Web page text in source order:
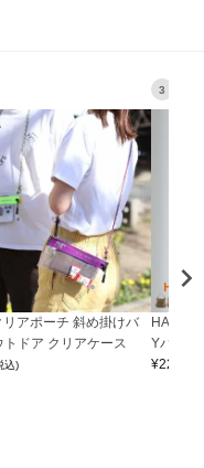
リアポーチ 斜め掛けバ
トドア クリアケース
込)
3
Yバッグ
¥22,000